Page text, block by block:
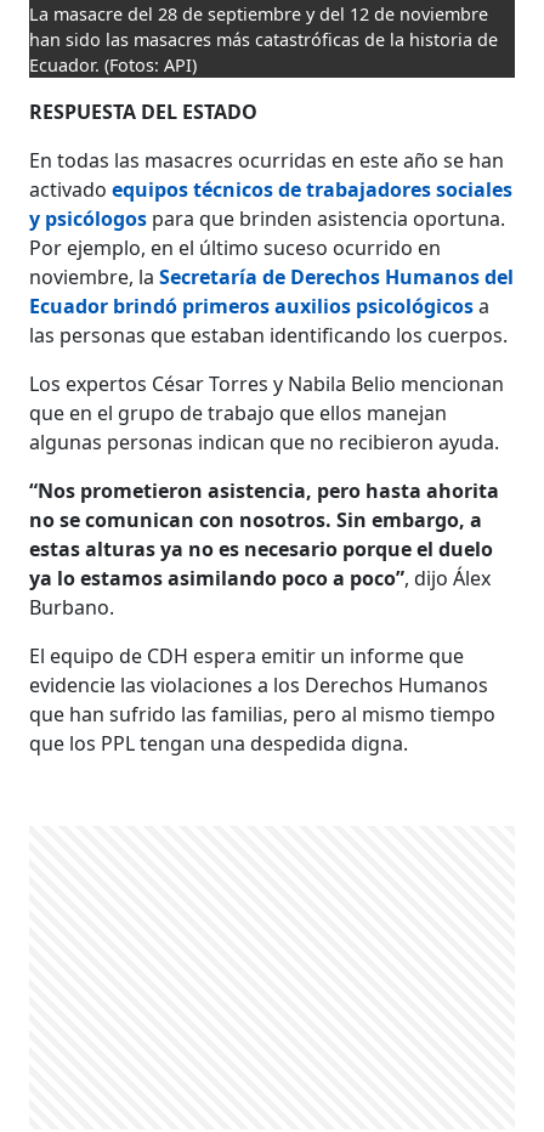
La masacre del 28 de septiembre y del 12 de noviembre
han sido las masacres más catastróficas de la historia de
Ecuador.(Fotos: API)
RESPUESTA DEL ESTADO
En todas las masacres ocurridas en este año se han
activadoequipos técnicos de trabajadores sociales
y psicólogos para que brinden asistencia oportuna.
Por ejemplo, en el último suceso ocurrido en
noviembre, laSecretaría de Derechos Humanos del
Ecuador brindó primeros auxilios psicológicosa
las personas que estaban identificando los cuerpos.
Los expertos César Torres y Nabila Belio mencionan
que en el grupo de trabajo que ellos manejan
algunas personas indican que no recibieron ayuda.
“Nos prometieron asistencia, pero hasta ahorita
no se comunican con nosotros. Sin embargo, a
estas alturas ya no es necesario porque el duelo
ya lo estamos asimilando poco a poco”, dijo Álex
Burbano.
El equipo de CDH espera emitir un informe que
evidencie las violaciones a los Derechos Humanos
que han sufrido las familias, pero al mismo tiempo
que los PPL tengan una despedida digna.